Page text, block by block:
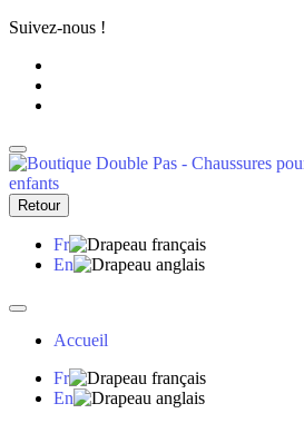
Suivez-nous !
Retour
Fr
En
Accueil
Fr
En